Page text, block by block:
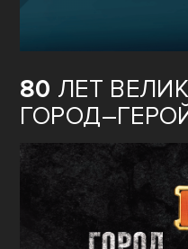
80 ЛЕТ